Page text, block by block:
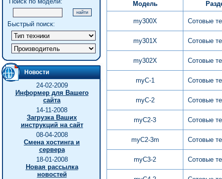
Быстрый поиск:
Новости
24-02-2009
Информер для Вашего
сайта
14-11-2008
Загрузка Ваших
инструкций на сайт
08-04-2008
Смена хостинга и
сервера
18-01-2008
Новая рассылка
новостей
Модель
my300X Сотовые
my301X Сотовые
my302X Сотовые
myC-1 Сотовые
myC-2 Сотовые
myC2-3 Сотовые
myC2-3m Сотовые
myC3-2 Сотовые